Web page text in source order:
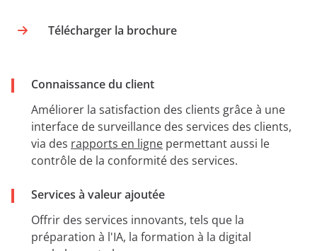
Télécharger la brochure
Connaissance du client
Améliorer la satisfaction des clients grâce à une
interface de surveillance des services des clients,
via des rapports en ligne permettant aussi le
contrôle de la conformité des services.
Services à valeur ajoutée
Offrir des services innovants, tels que la
préparation à l'IA, la formation à la digital